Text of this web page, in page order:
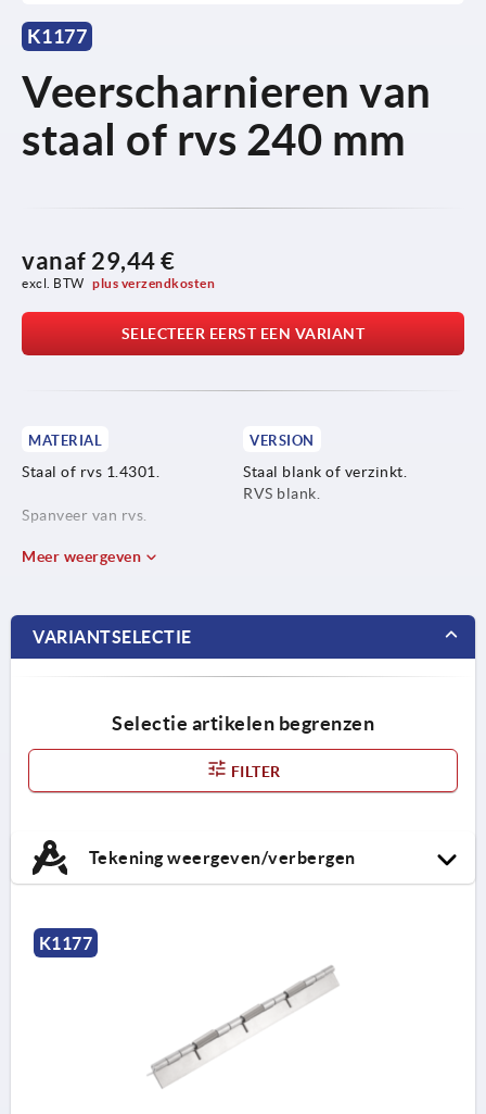
K1177
Veerscharnieren van
staal of rvs 240 mm
vanaf 29,44 €
excl. BTW plus verzendkosten
SELECTEER EERST EEN VARIANT
MATERIAL
Staal of rvs 1.4301.
Spanveer van rvs.
VERSION
Staal blank of verzinkt.
RVS blank.
Meer weergeven
VARIANTSELECTIE
Selectie artikelen begrenzen
FILTER
Tekening weergeven/verbergen
K1177